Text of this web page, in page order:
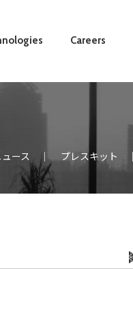
Careers
ース プレスキット